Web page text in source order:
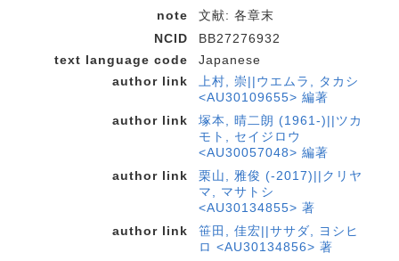
note
文献: 各章末
NCID
BB27276932
text language code
Japanese
author link
上村, 崇||ウエムラ, タカシ
<AU30109655> 編著
author link
塚本, 晴二朗 (1961-)||ツカ
モト, セイジロウ
<AU30057048> 編著
author link
栗山, 雅俊 (-2017)||クリヤ
マ, マサトシ
<AU30134855> 著
author link
笹田, 佳宏||ササダ, ヨシヒ
ロ <AU30134856> 著